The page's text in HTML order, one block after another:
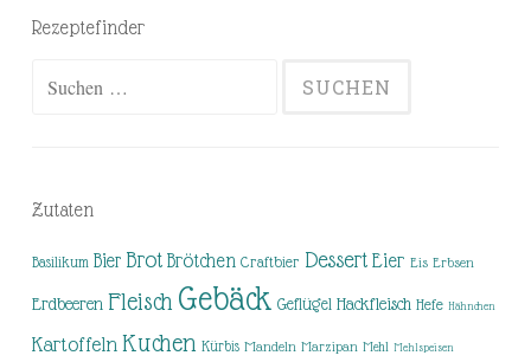
Rezeptefinder
Zutaten
Basilikum Bier Brot Brötchen Craftbier Dessert Eier Eis Erbsen
Erdbeeren Fleisch Gebäck Geflügel Hackfleisch Hefe Hähnchen
Kartoffeln Kuchen Kürbis Mandeln Marzipan Mehl Mehlspeisen